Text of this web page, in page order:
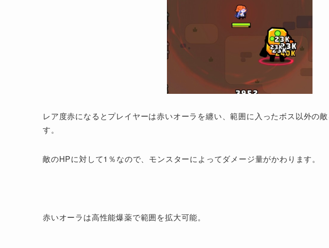
レア度赤になるとプレイヤーは赤いオーラを纏い、範囲に入ったボス以外の
す。
敵のHPに対して1％なので、モンスターによってダメージ量がかわります。
赤いオーラは高性能爆薬で範囲を拡大可能。